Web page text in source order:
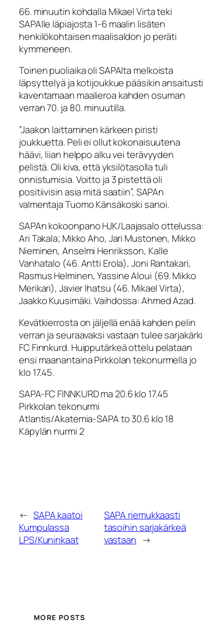
66. minuutin kohdalla Mikael Virta teki
SAPAlle läpiajosta 1-6 maalin lisäten
henkilökohtaisen maalisaldon jo peräti
kymmeneen.
Toinen puoliaika oli SAPAlta melkoista
läpsyttelyä ja kotijoukkue pääsikin ansaitusti
kaventamaan maalieroa kahden osuman
verran 70. ja 80. minuutilla.
”Jaakon laittaminen kärkeen piristi
joukkuetta. Peli ei ollut kokonaisuutena
häävi, liian helppo alku vei terävyyden
pelistä. Oli kiva, että yksilötasolla tuli
onnistumisia. Voitto ja 3 pistettä oli
positiivisin asia mitä saatiin”, SAPAn
valmentaja Tuomo Känsäkoski sanoi.
SAPAn kokoonpano HJK/Laajasalo ottelussa:
Ari Takala; Mikko Aho, Jari Mustonen, Mikko
Nieminen, Anselmi Henriksson, Kalle
Vanhatalo (46. Antti Erola), Joni Rantakari,
Rasmus Helminen, Yassine Aloui (69. Mikko
Merikari), Javier Ihatsu (46. Mikael Virta),
Jaakko Kuusimäki. Vaihdossa: Ahmed Azad.
Kevätkierrosta on jäljellä enää kahden pelin
verran ja seuraavaksi vastaan tulee sarjakärki
FC Finnkurd. Huipputärkeä ottelu pelataan
ensi maanantaina Pirkkolan tekonurmella jo
klo 17.45.
SAPA-FC FINNKURD ma 20.6 klo 17.45
Pirkkolan tekonurmi
Atlantis/Akatemia-SAPA to 30.6 klo 18
Käpylän nurmi 2
← SAPA kaatoi
Kumpulassa
LPS/Kuninkaat
SAPA riemukkaasti
tasoihin sarjakärkeä
vastaan →
MORE POSTS